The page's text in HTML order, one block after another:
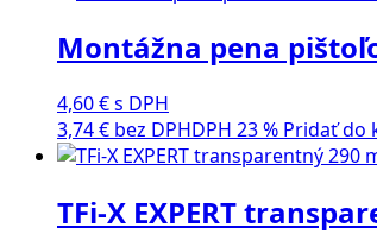
Montážna pena
4,60€s DPH
3,74€ bez DPHDPH 23 % Pridať do
TFi-X EXPERT